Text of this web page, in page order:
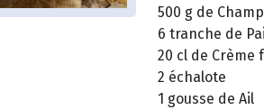
500 g de
6 tranche de
20 cl de Crème
2 échalote
1 gousse de Ail